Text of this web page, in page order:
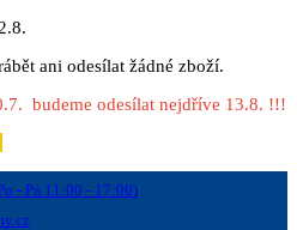
ani odesílat žádné zboží.
budeme odesílat nejdříve 13.8. !!!
- Pá 11:00 - 17:00)